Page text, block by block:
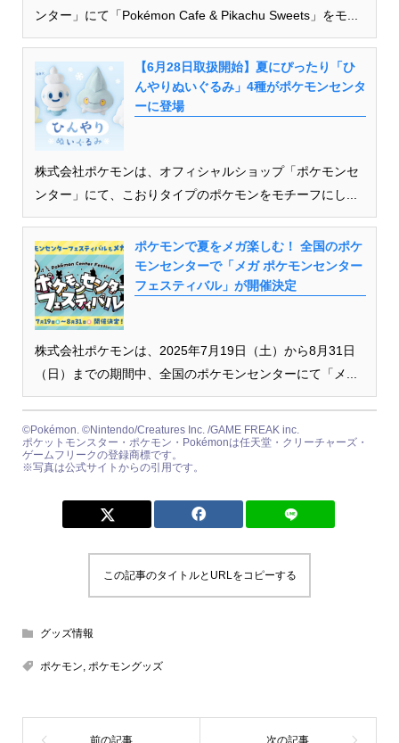
ンター」にて「Pokémon Cafe & Pikachu Sweets」をモ...
【6月28日取扱開始】夏にぴったり「ひ
んやりぬいぐるみ」4種がポケモンセンタ
ーに登場
株式会社ポケモンは、オフィシャルショップ「ポケモンセ
ンター」にて、こおりタイプのポケモンをモチーフにし...
ポケモンで夏をメガ楽しむ！ 全国のポケ
モンセンターで「メガ ポケモンセンター
フェスティバル」が開催決定
株式会社ポケモンは、2025年7月19日（土）から8月31日
（日）までの期間中、全国のポケモンセンターにて「メ...
©Pokémon. ©Nintendo/Creatures Inc. /GAME FREAK inc.
ポケットモンスター・ポケモン・Pokémonは任天堂・クリーチャーズ・
ゲームフリークの登録商標です。
※写真は公式サイトからの引用です。
この記事のタイトルとURLをコピーする
グッズ情報
ポケモン, ポケモングッズ